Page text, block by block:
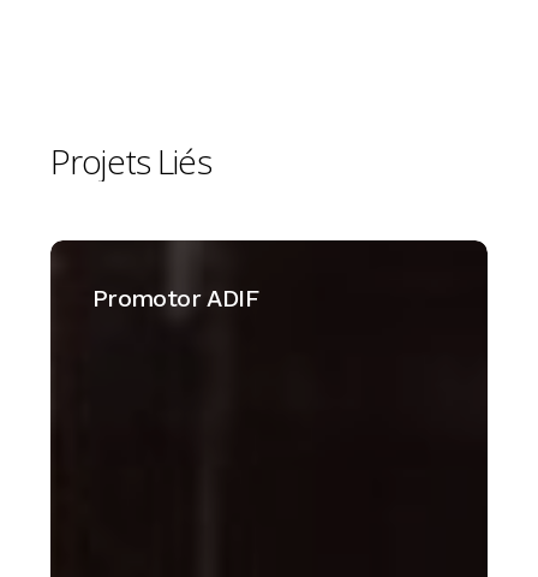
Projets Liés
Promotor
Promotor ADIF